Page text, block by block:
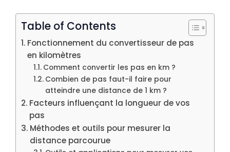
Table of Contents
Fonctionnement du convertisseur de pas
en kilomètres
Comment convertir les pas en km ?
Combien de pas faut-il faire pour
atteindre une distance de 1 km ?
Facteurs influençant la longueur de vos
pas
Méthodes et outils pour mesurer la
distance parcourue